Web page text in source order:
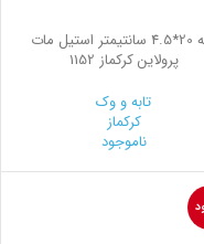
تابه 20*4.5 سانتیمتر استیل مات
پرولاین کرکماز 1152
تابه و وک
کرکماز
ناموجود